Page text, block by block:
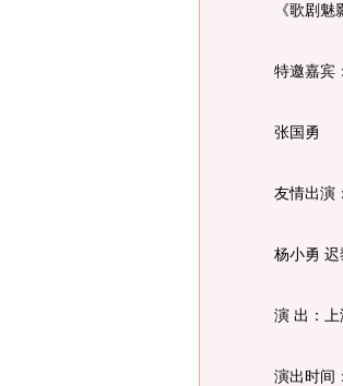
《歌剧魅影
特邀嘉宾：
张国勇
友情出演：
杨小勇 迟
演 出：上
演出时间：